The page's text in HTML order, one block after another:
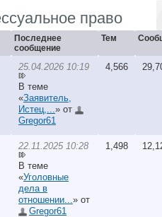
право
Последнее
сообщение
Тем
25.04.2026 10:19
В теме
«Заявитель,
Истец,...» от
Gregor61
4,566
22.11.2025 10:28
В теме
«Уголовные
дела в
отношении...» от
Gregor61
1,498